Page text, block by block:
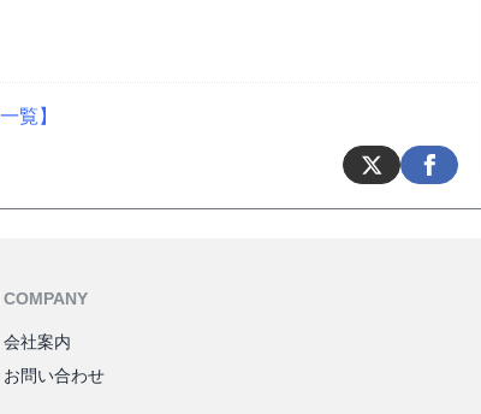
覧】
COMPANY
会社案内
お問い合わせ